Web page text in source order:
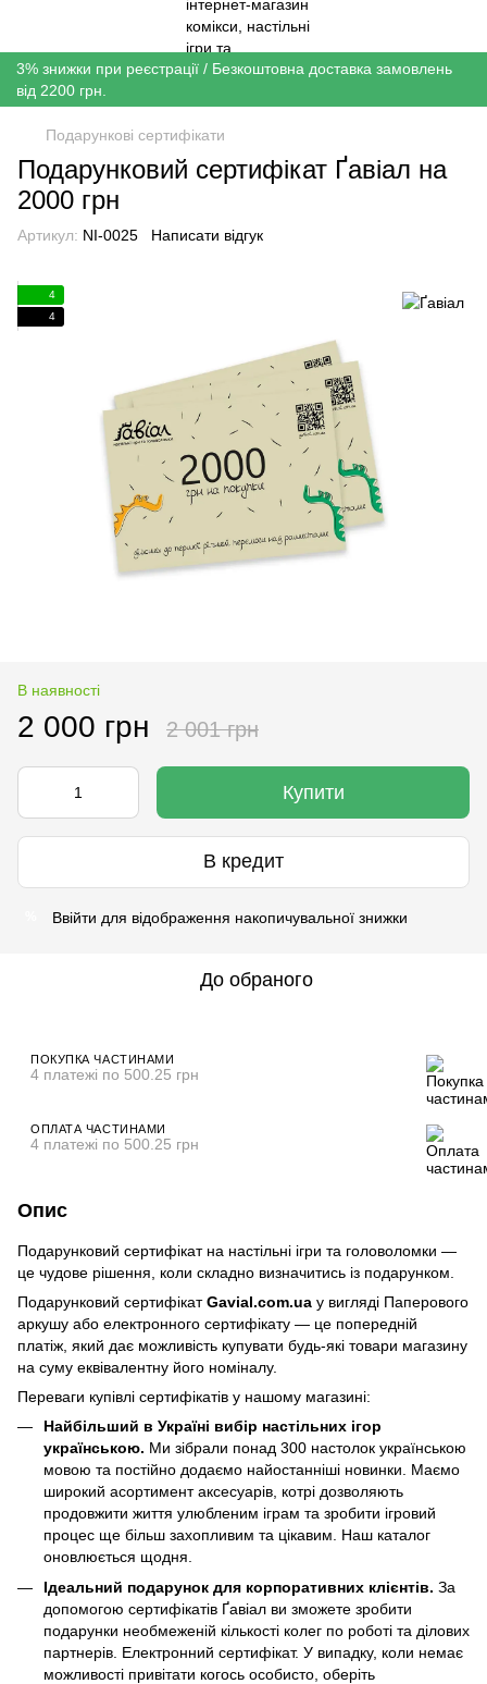
3% знижки при реєстрації / Безкоштовна доставка замовлень
від 2200 грн.
Подарункові сертифікати
Подарунковий сертифікат Ґавіал на
2000 грн
Артикул: NI-0025 Написати відгук
4
4
В наявності
2 000 грн 2 001 грн
Купити
В кредит
Ввійти для відображення накопичувальної знижки
До обраного
ПОКУПКА ЧАСТИНАМИ
4 платежі по 500.25 грн
ОПЛАТА ЧАСТИНАМИ
4 платежі по 500.25 грн
Опис
Подарунковий сертифікат на настільні ігри та головоломки —
це чудове рішення, коли складно визначитись із подарунком.
Подарунковий сертифікатGavial.com.ua у вигляді Паперового
аркушу або електронного сертифікату — це попередній
платіж, який дає можливість купувати будь-які товари магазину
на суму еквівалентну його номіналу.
Переваги купівлі сертифікатів у нашому магазині:
Найбільший в Україні вибір настільних ігор
українською. Ми зібрали понад 300 настолок українською
мовою та постійно додаємо найостанніші новинки. Маємо
широкий асортимент аксесуарів, котрі дозволяють
продовжити життя улюбленим іграм та зробити ігровий
процес ще більш захопливим та цікавим. Наш каталог
оновлюється щодня.
Ідеальний подарунок для корпоративних клієнтів. За
допомогою сертифікатів Ґавіал ви зможете зробити
подарунки необмеженій кількості колег по роботі та ділових
партнерів. Електронний сертифікат. У випадку, коли немає
можливості привітати когось особисто, оберіть